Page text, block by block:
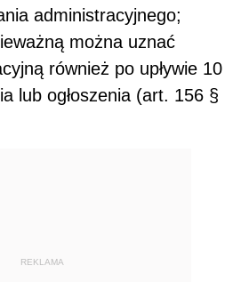
administracyjnego;
można uznać
również po upływie 10
lub ogłoszenia (art. 156 §
REKLAMA